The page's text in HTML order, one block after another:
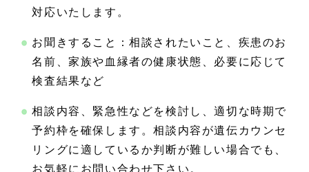
対応いたします。
お聞きすること：相談されたいこと、疾患のお
名前、家族や血縁者の健康状態、必要に応じて
検査結果など
相談内容、緊急性などを検討し、適切な時期で
予約枠を確保します。相談内容が遺伝カウンセ
リングに適しているか判断が難しい場合でも、
お気軽にお問い合わせ下さい。